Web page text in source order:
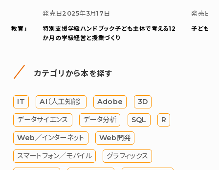
援教育」
発売日 2025年3月17日
特別支援学級ハンドブック子ども主体で考える12
か月の学級経営と授業づくり
発売日
子どもの
カテゴリから本を探す
IT AI（人工知能） Adobe 3D
データサイエンス データ分析 SQL R
Web／インターネット Web開発
スマートフォン／モバイル グラフィックス